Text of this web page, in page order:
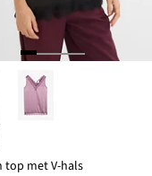
top met V-hals